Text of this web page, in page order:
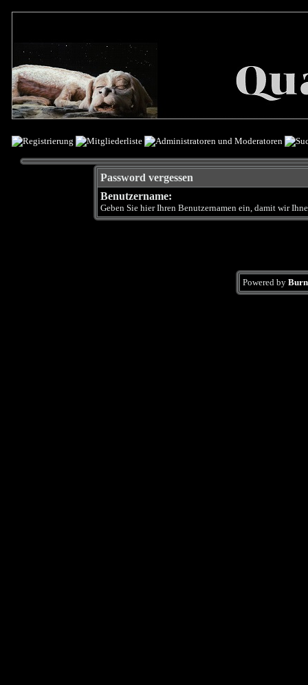
Password vergessen
Benutzername:
Geben Sie hier Ihren Benutzernamen ein, damit wir
Powered by